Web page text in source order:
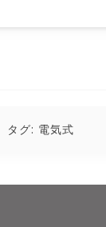
タグ: 電気式